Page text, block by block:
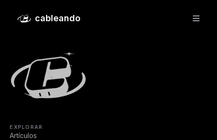
cableando
Instalación de AlmaLinux
EXPLORAR
Artículos